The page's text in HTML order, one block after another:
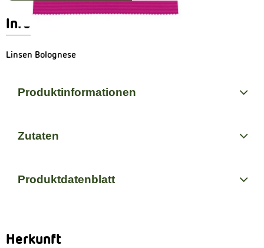
Info
Linsen Bolognese
Produktinformationen
Zutaten
Produktdatenblatt
Herkunft